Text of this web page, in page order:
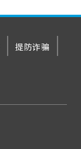
提防诈骗